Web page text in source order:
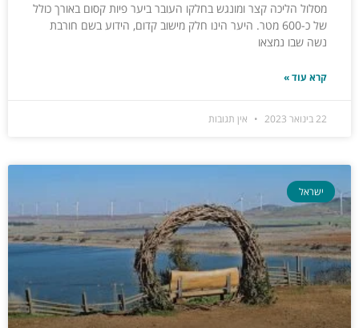
מסלול הליכה קצר ומונגש בחלקו העובר ביער פיות קסום באורך כולל
של כ-600 מטר. היער הינו חלק מישוב קדום, הידוע בשם חורבת
נשה שבו נמצאו
קרא עוד »
22 בינואר 2023 אין תגובות
ישראל